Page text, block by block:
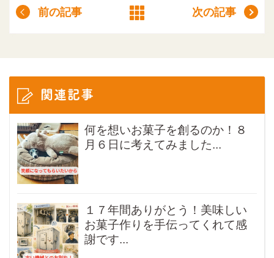
前の記事 次の記事
関連記事
何を想いお菓子を創るのか！８
月６日に考えてみました...
１７年間ありがとう！美味しい
お菓子作りを手伝ってくれて感
謝です...